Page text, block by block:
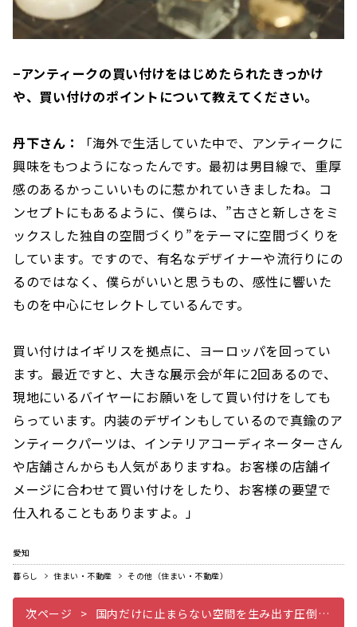
−アンティークの買い付けをはじめたられたきっかけ
や、買い付けのポイントについて教えてください。
丹下さん：
「海外で生活していた中で、アンティークに
興味をもつようになったんです。最初は男目線で、重厚
感のあるかっこいいものに惹かれていきましたね。コ
ンセプトにもあるように、僕らは、”古さと新しさをミ
ックスした独自の空間づくり”をテーマに空間づくりを
しています。ですので、有名なデザイナーや流行りにの
るのではなく、僕らがいいと思うもの、感性に響いた
ものを中心にセレクトしているんです。
買い付けはイギリスを拠点に、ヨーロッパを回ってい
ます。最近ですと、大きな展示会が年に2回あるので、
現地にいるバイヤーにお願いをして買い付けをしても
らっています。内装のデザインもしているので真鍮のア
ンティークパーツは、インテリアコーディネーターさん
や店舗さんからも人気がありますね。お客様の店舗イ
メージに合わせて買い付けをしたり、お客様の要望で
仕入れることもありますよ。」
愛知
暮らし
住まい・不動産 その他（住まい・不動産）
次ページ 国内だけに止まらない空間を生み出す圧倒的センス